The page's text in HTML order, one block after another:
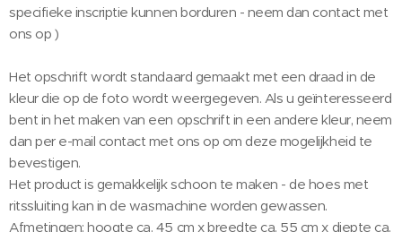
specifieke inscriptie kunnen borduren - neem dan contact met
ons op )
Het opschrift wordt standaard gemaakt met een draad in de
kleur die op de foto wordt weergegeven. Als u geïnteresseerd
bent in het maken van een opschrift in een andere kleur, neem
dan per e-mail contact met ons op om deze mogelijkheid te
bevestigen.
Het product is gemakkelijk schoon te maken - de hoes met
ritssluiting kan in de wasmachine worden gewassen.
Afmetingen: hoogte ca. 45 cm x breedte ca. 55 cm x diepte ca.